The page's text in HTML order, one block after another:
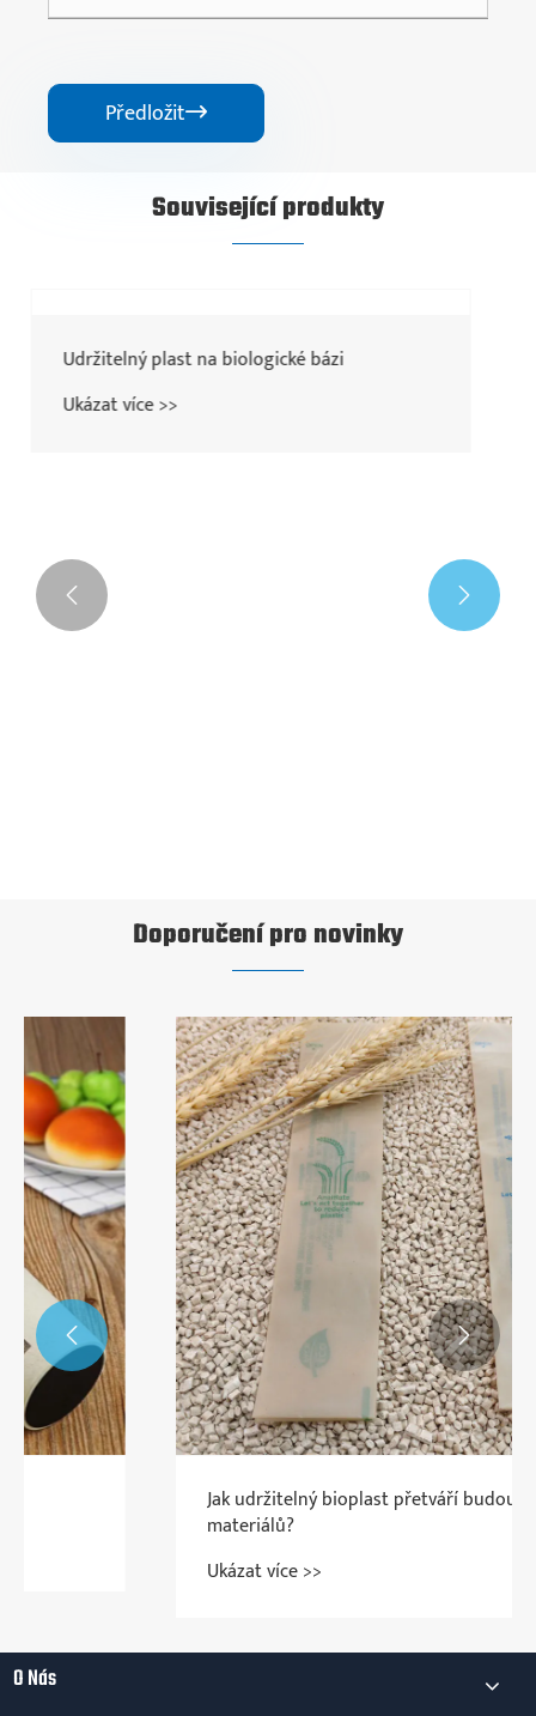
Předložit
Související produkty
 
Doporučení pro novinky
Jak udržitelný bioplast přetváří budoucnost
 